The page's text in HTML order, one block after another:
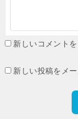
新しいコメント
新しい投稿をメ